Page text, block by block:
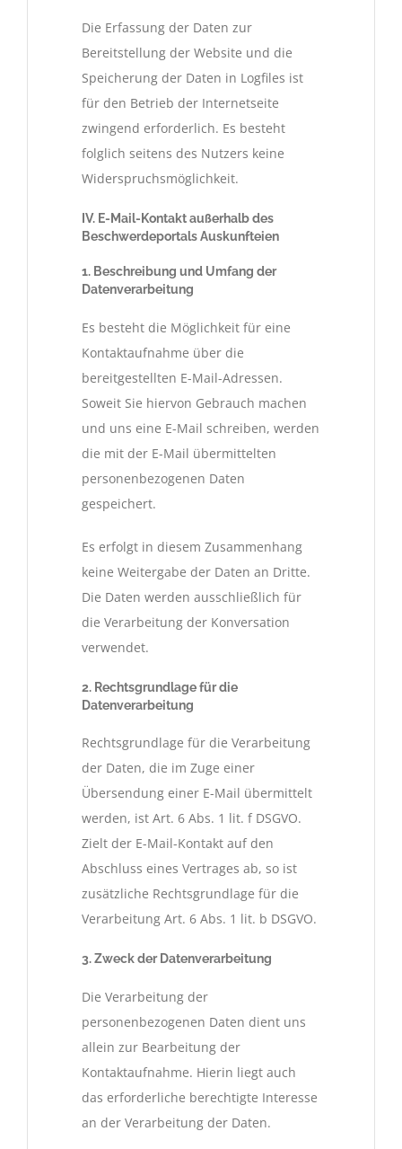
Die Erfassung der Daten zur
Bereitstellung der Website und die
Speicherung der Daten in Logfiles ist
für den Betrieb der Internetseite
zwingend erforderlich. Es besteht
folglich seitens des Nutzers keine
Widerspruchsmöglichkeit.
IV. E-Mail-Kontakt außerhalb des
Beschwerdeportals Auskunfteien
1. Beschreibung und Umfang der
Datenverarbeitung
Es besteht die Möglichkeit für eine
Kontaktaufnahme über die
bereitgestellten E-Mail-Adressen.
Soweit Sie hiervon Gebrauch machen
und uns eine E-Mail schreiben, werden
die mit der E-Mail übermittelten
personenbezogenen Daten
gespeichert.
Es erfolgt in diesem Zusammenhang
keine Weitergabe der Daten an Dritte.
Die Daten werden ausschließlich für
die Verarbeitung der Konversation
verwendet.
2. Rechtsgrundlage für die
Datenverarbeitung
Rechtsgrundlage für die Verarbeitung
der Daten, die im Zuge einer
Übersendung einer E-Mail übermittelt
werden, ist Art. 6 Abs. 1 lit. f DSGVO.
Zielt der E-Mail-Kontakt auf den
Abschluss eines Vertrages ab, so ist
zusätzliche Rechtsgrundlage für die
Verarbeitung Art. 6 Abs. 1 lit. b DSGVO.
3. Zweck der Datenverarbeitung
Die Verarbeitung der
personenbezogenen Daten dient uns
allein zur Bearbeitung der
Kontaktaufnahme. Hierin liegt auch
das erforderliche berechtigte Interesse
an der Verarbeitung der Daten.